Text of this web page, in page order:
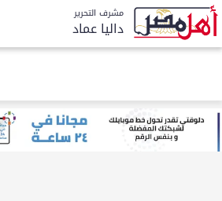
مشرف التحرير
داليا عماد